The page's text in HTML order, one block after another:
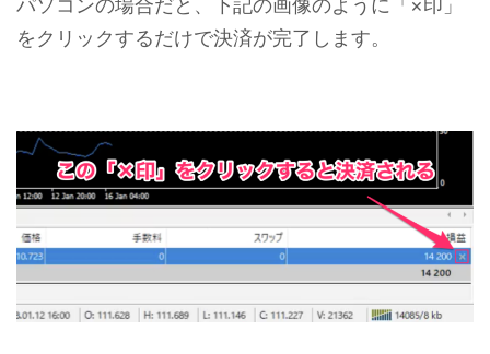
パソコンの場合だと、下記の画像のように「×印」
をクリックするだけで決済が完了します。